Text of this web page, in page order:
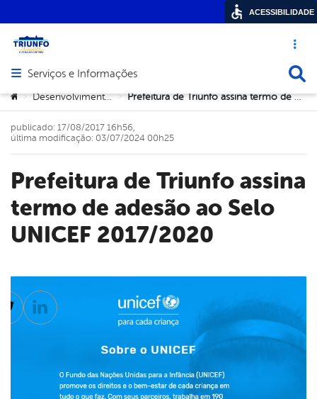
Acesso
Abrir menu principal de navegação
Serviços e Informações
Você está aqui:
> Desenvolvimento Social > Prefeitura de Triunfo assina termo de adesão ao Selo UNICEF 2017/2020
Prefeitura de Triunfo assina
termo de adesão ao Selo
UNICEF 2017/2020
publicado: 17/08/2017 16h56,
última modificação: 03/07/2024 00h25
TwitterLinkedin
ACESSIBILIDADE